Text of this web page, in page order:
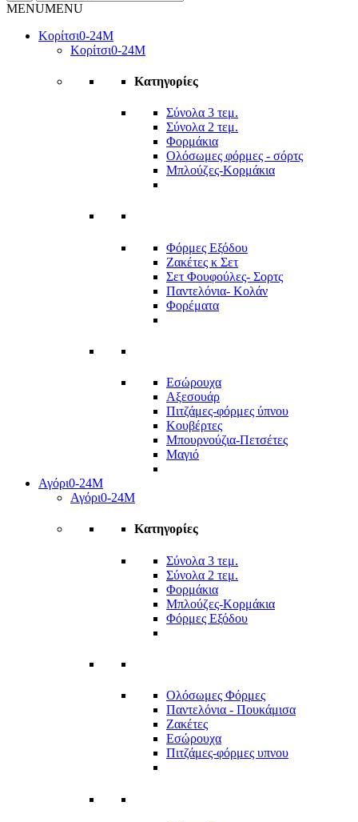
MENUMENU
Κορίτσι0-24Μ
Κορίτσι0-24Μ
Κατηγορίες
Σύνολα 3 τεμ.
Σύνολα 2 τεμ.
Φορμάκια
Ολόσωμες φόρμες - σόρτς
Μπλούζες-Κορμάκια
Φόρμες Εξόδου
Ζακέτες κ Σετ
Σετ Φουφούλες- Σορτς
Παντελόνια- Κολάν
Φορέματα
Εσώρουχα
Αξεσουάρ
Πιτζάμες-φόρμες ύπνου
Κουβέρτες
Μπουρνούζια-Πετσέτες
Μαγιό
Αγόρι0-24Μ
Αγόρι0-24Μ
Κατηγορίες
Σύνολα 3 τεμ.
Σύνολα 2 τεμ.
Φορμάκια
Μπλούζες-Κορμάκια
Φόρμες Εξόδου
Ολόσωμες Φόρμες
Παντελόνια - Πουκάμισα
Ζακέτες
Εσώρουχα
Πιτζάμες-φόρμες υπνου